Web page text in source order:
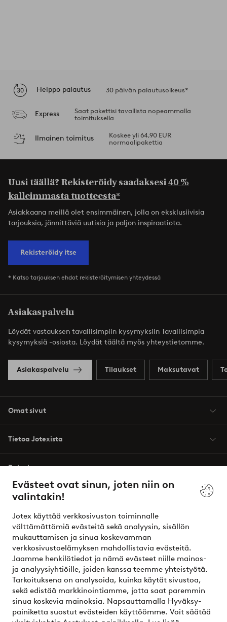
Evästeet ovat sinun, joten niin on
valintakin!
Jotex käyttää verkkosivuston toiminnalle
välttämättömiä evästeitä sekä analyysin, sisällön
mukauttamisen ja sinua koskevamman
verkkosivustoelämyksen mahdollistavia evästeitä.
Jaamme henkilötiedot ja nämä evästeet niille mainos-
ja analyysiyhtiöille, joiden kanssa teemme yhteistyötä.
Tarkoituksena on analysoida, kuinka käytät sivustoa,
sekä edistää markkinointiamme, jotta saat paremmin
sinua koskevia mainoksia. Napsauttamalla Hyväksy-
painiketta suostut evästeiden käyttöömme. Voit säätää
Helppo palautus 30 päivän palautusoikeus*
Express
Saat pakettisi tavallista nopeammalla
toimituksella
Ilmainen toimitus
Koskee yli 64,90 EUR
normaalipakettia
Uusi täällä? Rekisteröidy saadaksesi40 %
kalleimmasta tuotteesta*
Asiakkaana meillä olet ensimmäinen, jolla on eksklusiivisia
tarjouksia, jännittäviä uutisia ja paljon inspiraatiota.
Rekisteröidy itse
* Katso tarjouksen ehdot rekisteröitymisen yhteydessä
Asiakaspalvelu
Löydät vastauksen tavallisimpiin kysymyksiin Tavallisimpia
kysymyksiä -osiosta. Löydät täältä myös yhteystietomme.
Asiakaspalvelu Tilaukset Maksutavat
Omat sivut
Tietoa Jotexista
Palvelumme
Ehdot
Ystävät
Turvalliset maksut – maksa nyt tai erissä
Haluatko tietää lisää maksuvaihtoehdoistamme?
elpy